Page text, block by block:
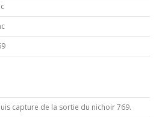
capture de la sortie du nichoir 769.